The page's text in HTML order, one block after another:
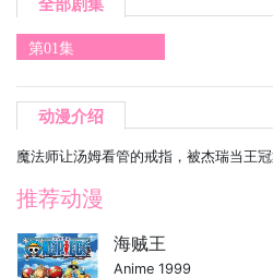
第01集
动漫介绍
魔法师让汤姆看管的戒指，被杰瑞当王
推荐动漫
海贼王
Anime 1999